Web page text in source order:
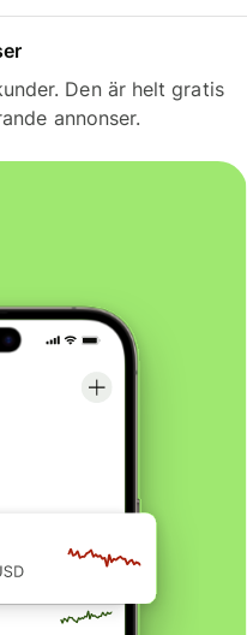
Den är helt gratis
annonser.